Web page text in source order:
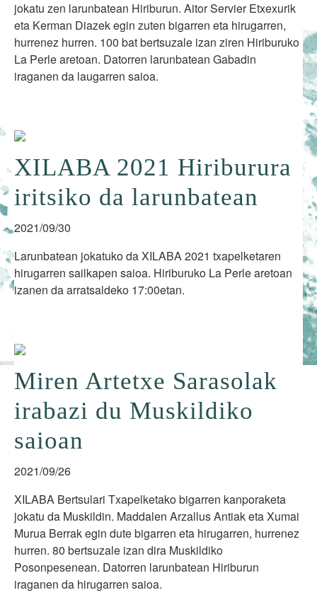
jokatu zen larunbatean Hiriburun. Aitor Servier Etxexurik
eta Kerman Diazek egin zuten bigarren eta hirugarren,
hurrenez hurren. 100 bat bertsuzale izan ziren Hiriburuko
La Perle aretoan. Datorren larunbatean Gabadin
iraganen da laugarren saioa.
XILABA 2021 Hiriburura
iritsiko da larunbatean
2021/09/30
Larunbatean jokatuko da XILABA 2021 txapelketaren
hirugarren sailkapen saioa. Hiriburuko La Perle aretoan
izanen da arratsaldeko 17:00etan.
Miren Artetxe Sarasolak
irabazi du Muskildiko
saioan
2021/09/26
XILABA Bertsulari Txapelketako bigarren kanporaketa
jokatu da Muskildin. Maddalen Arzallus Antiak eta Xumai
Murua Berrak egin dute bigarren eta hirugarren, hurrenez
hurren. 80 bertsuzale izan dira Muskildiko
Posonpesenean. Datorren larunbatean Hiriburun
iraganen da hirugarren saioa.